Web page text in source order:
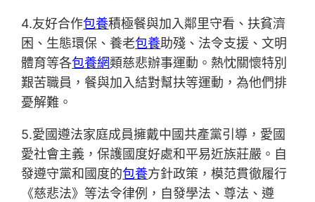
4.友好合作包養積極餐與加入鄰里守看、扶貧濟
困、生態環保、養老包養助殘、法令支援、文明
體育等各包養網類慈悲辦事運動。熱忱關懷特別
艱苦職員，餐與加入結對幫扶等運動，為他們排
憂解難。
5.愛國遵法家庭成員擁戴中國共產黨引導，愛國
愛社會主義，保護國度好處和平易近族莊嚴。自
發遵守黨和國度的包養方針政策，模范貫徹履行
《慈悲法》等法令律例，自發學法、尊法、遵